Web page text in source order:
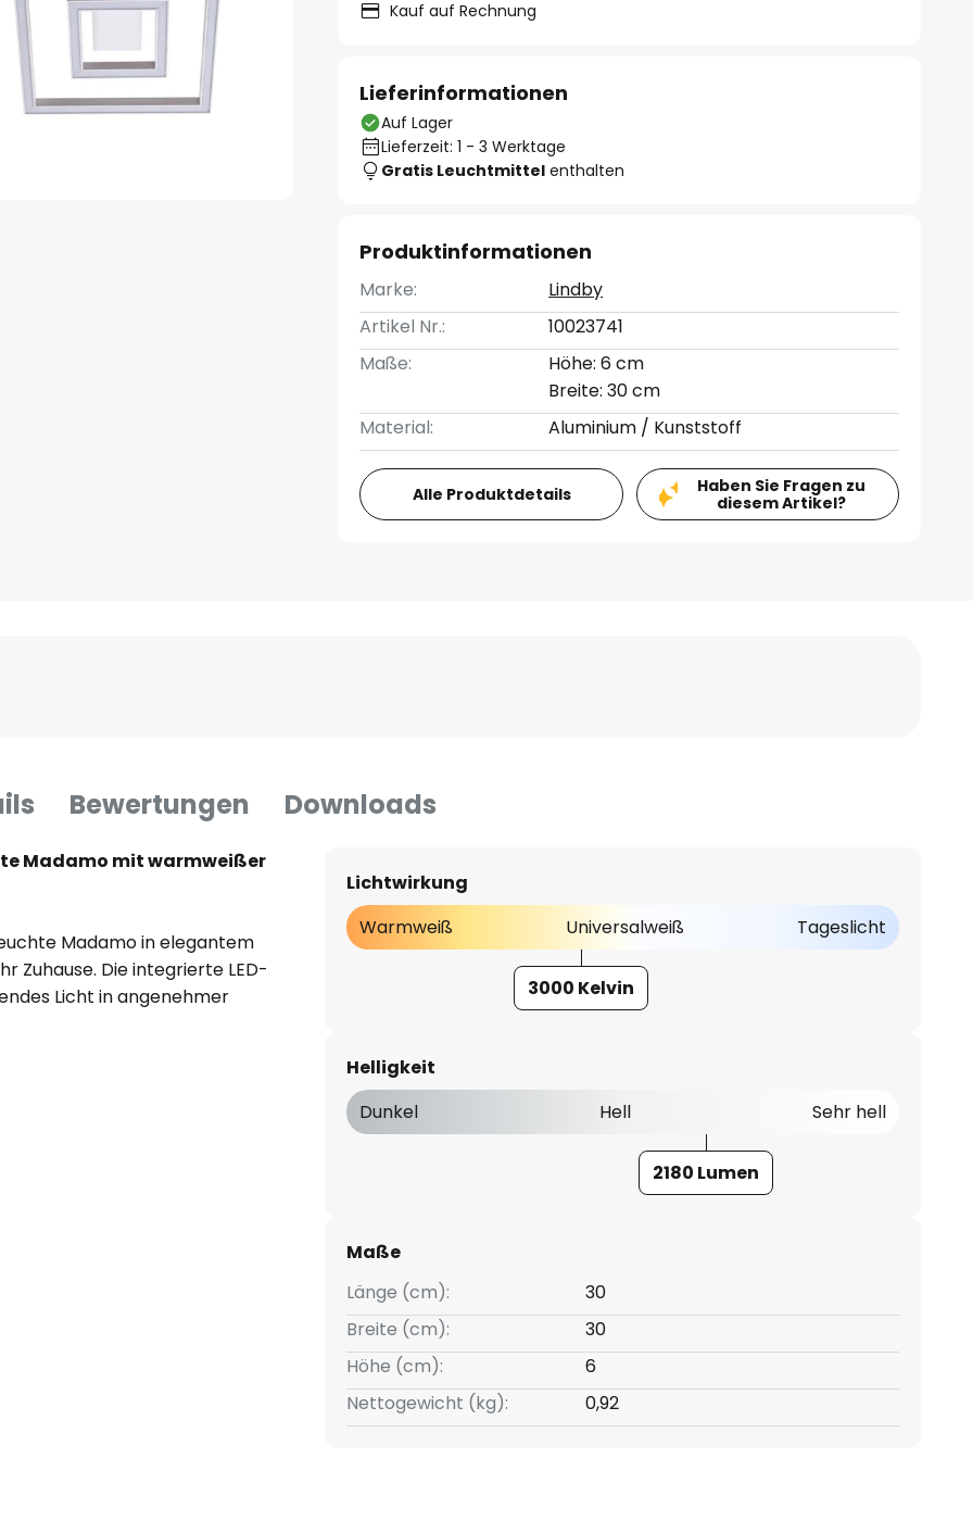
Kauf auf Rechnung
Lieferinformationen
Auf Lager
Lieferzeit: 1 - 3 Werktage
Gratis Leuchtmittel enthalten
Produktinformationen
Marke:
Lindby
Artikel Nr.:
10023741
Maße:
Höhe: 6 cm
Breite: 30 cm
Material:
Aluminium / Kunststoff
Alle Produktdetails
Haben Sie Fragen zu
diesem Artikel?
Bewertungen Downloads
Madamo mit warmweißer
Madamo in elegantem
Zuhause. Die integrierte LED-
Licht in angenehmer
Lichtwirkung
Warmweiß
Universalweiß Tageslicht
3000 Kelvin
Helligkeit
Dunkel
Hell Sehr hell
2180 Lumen
Maße
Länge (cm):
30
Breite (cm):
30
Höhe (cm):
6
Nettogewicht (kg):
0,92